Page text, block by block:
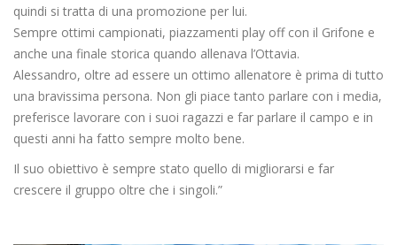
quindi si tratta di una promozione per lui.
Sempre ottimi campionati, piazzamenti play off con il Grifone e
anche una finale storica quando allenava l’Ottavia.
Alessandro, oltre ad essere un ottimo allenatore è prima di tutto
una bravissima persona. Non gli piace tanto parlare con i media,
preferisce lavorare con i suoi ragazzi e far parlare il campo e in
questi anni ha fatto sempre molto bene.
Il suo obiettivo è sempre stato quello di migliorarsi e far
crescere il gruppo oltre che i singoli.”